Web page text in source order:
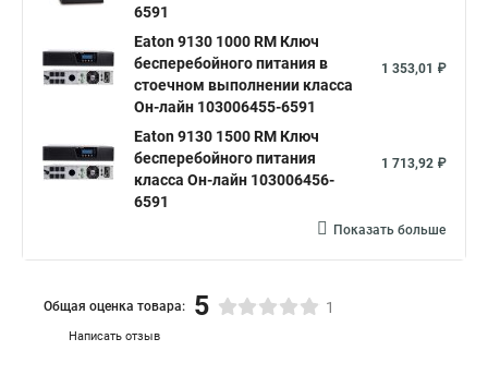
6591
Eaton 9130 1000 RM Ключ
бесперебойного питания в
стоечном выполнении класса
Он-лайн 103006455-6591
1 353,01 ₽
Eaton 9130 1500 RM Ключ
бесперебойного питания
класса Он-лайн 103006456-
6591
1 713,92 ₽
Показать больше
Написать отзыв
Общая оценка товара: 5 1